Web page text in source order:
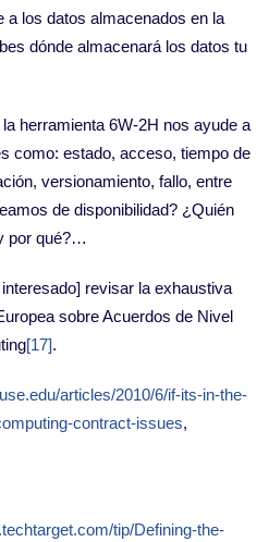
a los datos almacenados en la
dónde almacenará los datos tu
herramienta 6W-2H nos ayude a
como: estado, acceso, tiempo de
versionamiento, fallo, entre
de disponibilidad? ¿Quién
por qué?…
revisar la exhaustiva
sobre Acuerdos de Nivel
[17].
articles/2010/6/if-its-in-the-
contract-issues,
tip/Defining-the-